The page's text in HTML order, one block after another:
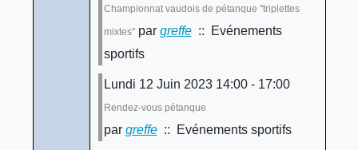
Championnat vaudois de pétanque "triplettes
mixtes"par greffe:: Evénements
sportifs
Lundi 12 Juin 2023 14:00 - 17:00
Rendez-vous pétanque
par greffe:: Evénements sportifs